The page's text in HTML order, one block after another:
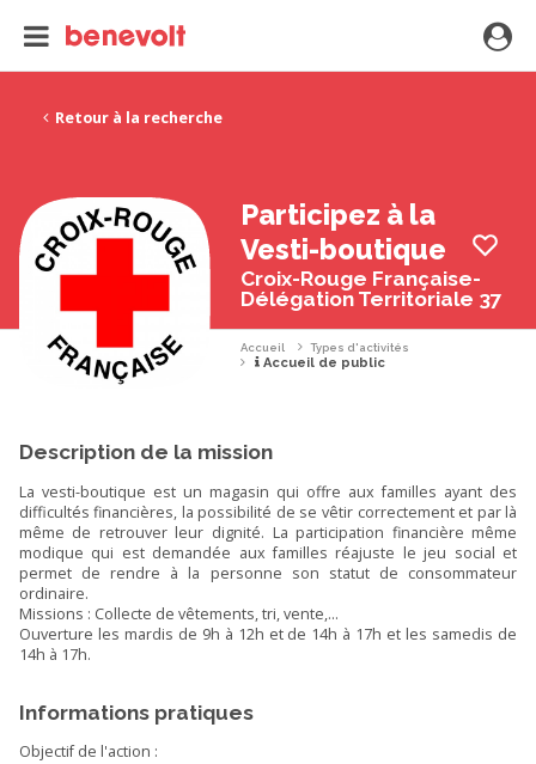
Retour à la recherche
Participez à la
Vesti-boutique
Croix-Rouge Française-
Délégation Territoriale 37
Accueil Types d'activités
Accueil de public
Description de la mission
La vesti-boutique est un magasin qui offre aux familles ayant des
difficultés financières, la possibilité de se vêtir correctement et par là
même de retrouver leur dignité. La participation financière même
modique qui est demandée aux familles réajuste le jeu social et
permet de rendre à la personne son statut de consommateur
ordinaire.
Missions : Collecte de vêtements, tri, vente,...
Ouverture les mardis de 9h à 12h et de 14h à 17h et les samedis de
14h à 17h.
Informations pratiques
Objectif de l'action :